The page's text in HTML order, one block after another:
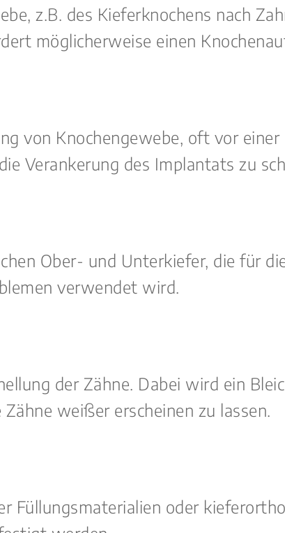
z.B. des Kieferknochens nach
möglicherweise einen
von Knochengewebe, oft vor
Verankerung des Implantats zu
Ober- und Unterkiefer, die für
verwendet wird.
der Zähne. Dabei wird ein
weißer erscheinen zu lassen.
Füllungsmaterialien oder